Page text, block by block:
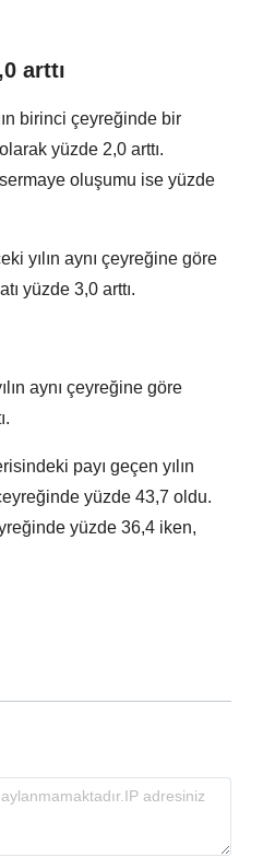
arttı
birinci çeyreğinde bir
yüzde 2,0 arttı.
oluşumu ise yüzde
yılın aynı çeyreğine göre
yüzde 3,0 arttı.
aynı çeyreğine göre
payı geçen yılın
yüzde 43,7 oldu.
yüzde 36,4 iken,